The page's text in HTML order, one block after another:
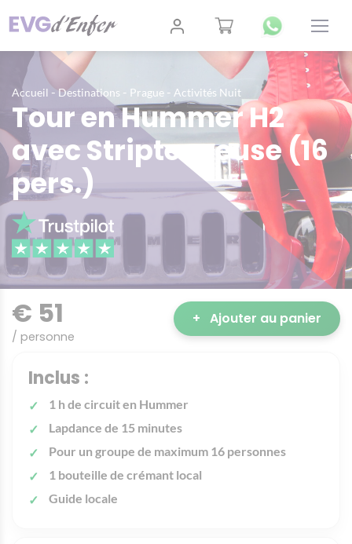
Accueil - Destinations - Prague - Activités Nuit
Tour en Hummer H2
avec Stripteaseuse (16
pers.)
€ 51
/ personne
+ Ajouter au panier
Inclus :
1 h de circuit en Hummer
Lapdance de 15 minutes
Pour un groupe de maximum 16 personnes
1 bouteille de crémant local
Guide locale